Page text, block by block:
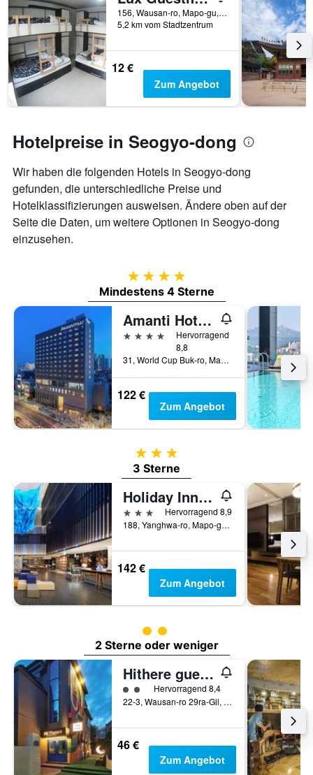
156, Wausan-ro, Mapo-gu, Seoul, Südkorea
5,2 km vom Stadtzentrum
12 €
Zum Angebot
Hotelpreise in Seogyo-dong
Wir haben die folgenden Hotels in Seogyo-dong
gefunden, die unterschiedliche Preise und
Hotelklassifizierungen ausweisen. Ändere oben auf der
Seite die Daten, um weitere Optionen in Seogyo-dong
einzusehen.
4 Sterne
Mindestens 4 Sterne
Amanti Hotel Seoul Hongdae
4 Sterne
Hervorragend
8,8
31, World Cup Buk-ro, Mapo-gu, Seoul, Südkorea
122 €
Zum Angebot
3 Sterne
3 Sterne
Holiday Inn Express Seoul Hongdae By IHG
3 Sterne
Hervorragend 8,9
188, Yanghwa-ro, Mapo-gu, Seoul, Südkorea
142 €
Zum Angebot
Bewertungskategorie 2
2 Sterne oder weniger
Hithere guesthouse
Bewertungskategorie 2
Hervorragend 8,4
22-3, Wausan-ro 29ra-Gil, Mapo-gu, Seoul, Südkorea
46 €
Zum Angebot